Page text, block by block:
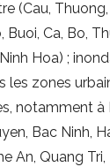
(Cau,
Buoi, Ca, Bo,
Hoa) ;
les zones
notamment à
Bac Ninh,
An, Quang Tri,